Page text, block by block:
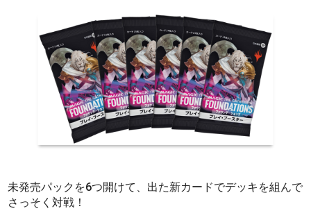
未発売パックを6つ開けて、出た新カードでデッキを組んで
さっそく対戦！